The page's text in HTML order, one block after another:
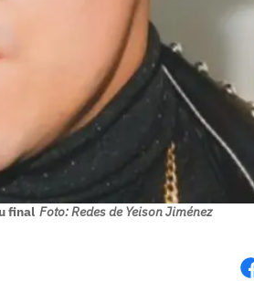
final Foto: Redes de Yeison Jiménez